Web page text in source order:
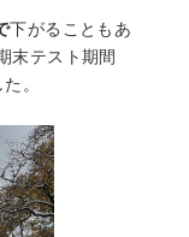
下がることもあ
末テスト期間
。